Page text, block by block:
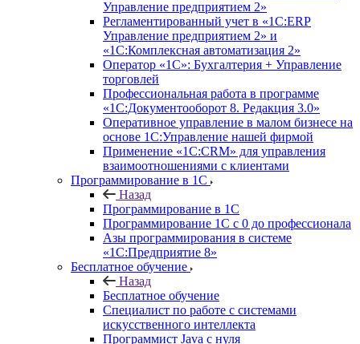
Управление предприятием 2»
Регламентированный учет в «1С:ERP
Управление предприятием 2» и
«1С:Комплексная автоматизация 2»
Оператор «1С»: Бухгалтерия + Управление
торговлей
Профессиональная работа в программе
«1С:Документооборот 8. Редакция 3.0»
Оперативное управление в малом бизнесе на
основе 1С:Управление нашей фирмой
Применение «1С:CRM» для управления
взаимоотношениями с клиентами
Программирование в 1С
Назад
Программирование в 1С
Программирование 1С с 0 до профессионала
Азы программирования в системе
«1С:Предприятие 8»
Бесплатное обучение
Назад
Бесплатное обучение
Специалист по работе с системами
искусственного интеллекта
Программист Java с нуля